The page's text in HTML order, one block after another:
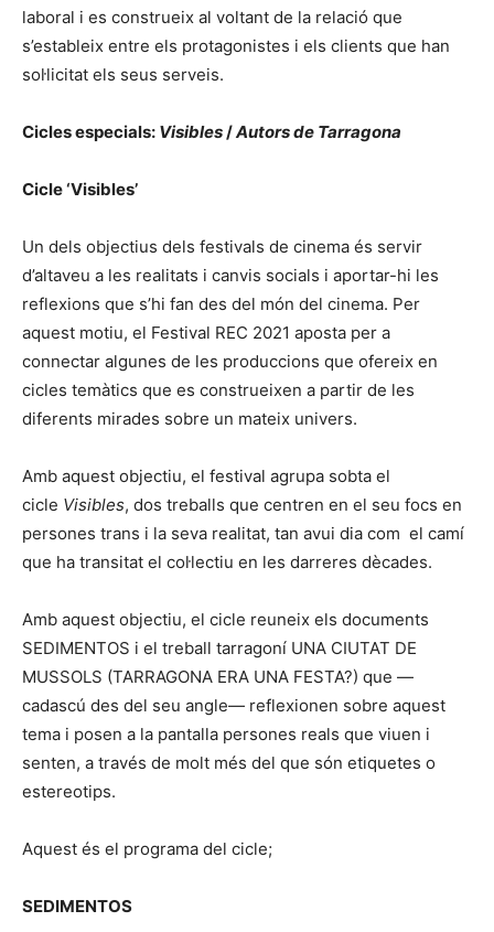
laboral i es construeix al voltant de la relació que
s’estableix entre els protagonistes i els clients que han
sol·licitat els seus serveis.
Cicles especials: Visibles/Autors de Tarragona
Cicle ‘Visibles’
Un dels objectius dels festivals de cinema és servir
d’altaveu a les realitats i canvis socials i aportar-hi les
reflexions que s’hi fan des del món del cinema. Per
aquest motiu, el Festival REC 2021 aposta per a
connectar algunes de les produccions que ofereix en
cicles temàtics que es construeixen a partir de les
diferents mirades sobre un mateix univers.
Amb aquest objectiu, el festival agrupa sobta el
cicle Visibles, dos treballs que centren en el seu focs en
persones trans i la seva realitat, tan avui dia com el camí
que ha transitat el col·lectiu en les darreres dècades.
Amb aquest objectiu, el cicle reuneix els documents
SEDIMENTOS i el treball tarragoní UNA CIUTAT DE
MUSSOLS (TARRAGONA ERA UNA FESTA?) que —
cadascú des del seu angle— reflexionen sobre aquest
tema i posen a la pantalla persones reals que viuen i
senten, a través de molt més del que són etiquetes o
estereotips.
Aquest és el programa del cicle;
SEDIMENTOS